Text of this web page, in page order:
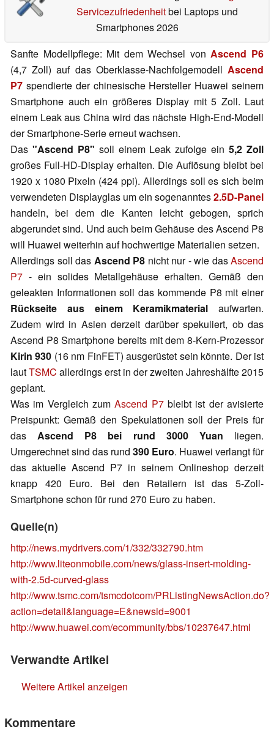
Servicezufriedenheitbei Laptops und
Smartphones 2026
Sanfte Modellpflege: Mit dem Wechsel vonAscend P6
(4,7 Zoll) auf das Oberklasse-Nachfolgemodell Ascend
P7 spendierte der chinesische Hersteller Huawei seinem
Smartphone auch ein größeres Display mit 5 Zoll. Laut
einem Leak aus China wird das nächste High-End-Modell
der Smartphone-Serie erneut wachsen.
Das "Ascend P8" soll einem Leak zufolge ein5,2 Zoll
großes Full-HD-Display erhalten. Die Auflösung bleibt bei
1920 x 1080 Pixeln (424 ppi). Allerdings soll es sich beim
verwendeten Displayglas um ein sogenanntes2.5D-Panel
handeln, bei dem die Kanten leicht gebogen, sprich
abgerundet sind. Und auch beim Gehäuse des Ascend P8
will Huawei weiterhin auf hochwertige Materialien setzen.
Allerdings soll das Ascend P8 nicht nur - wie dasAscend
P7 - ein solides Metallgehäuse erhalten. Gemäß den
geleakten Informationen soll das kommende P8 mit einer
Rückseite aus einem Keramikmaterial aufwarten.
Zudem wird in Asien derzeit darüber spekuliert, ob das
Ascend P8 Smartphone bereits mit dem 8-Kern-Prozessor
Kirin 930 (16 nm FinFET) ausgerüstet sein könnte. Der ist
lautTSMC allerdings erst in der zweiten Jahreshälfte 2015
geplant.
Was im Vergleich zumAscend P7bleibt ist der avisierte
Preispunkt: Gemäß den Spekulationen soll der Preis für
dasAscend P8 bei rund 3000 Yuan liegen.
Umgerechnet sind das rund 390 Euro. Huawei verlangt für
das aktuelle Ascend P7 in seinem Onlineshop derzeit
knapp 420 Euro. Bei den Retailern ist das 5-Zoll-
Smartphone schon für rund 270 Euro zu haben.
Quelle(n)
http://news.mydrivers.com/1/332/332790.htm
http://www.liteonmobile.com/news/glass-insert-molding-
with-2.5d-curved-glass
http://www.tsmc.com/tsmcdotcom/PRListingNewsAction.do?
action=detail&language=E&newsid=9001
http://www.huawei.com/ecommunity/bbs/10237647.html
Verwandte Artikel
Weitere Artikel anzeigen
Kommentare